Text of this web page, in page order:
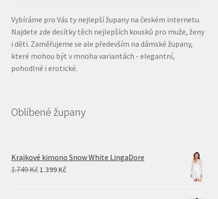
Vybíráme pro Vás ty nejlepší župany na českém internetu.
Najdete zde desítky těch nejlepších kousků pro muže, ženy
i děti. Zaměřujeme se ale především na dámské župany,
které mohou být v mnoha variantách - elegantní,
pohodlné i erotické.
Oblíbené župany
Krajkové kimono Snow White LingaDore
1.749Kč Original
1.399 KčCurrent